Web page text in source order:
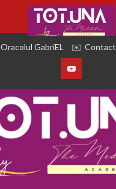
august 8, 2026
eBook Revistă
Oracolul GabriEL
Contact